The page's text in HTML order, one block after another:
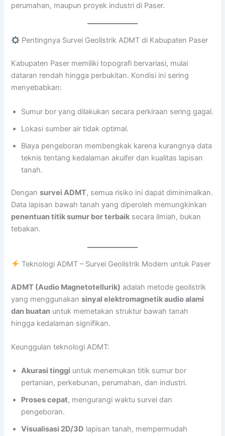
perumahan, maupun proyek industri di Paser.
Pentingnya Survei Geolistrik ADMT di Kabupaten Paser
Kabupaten Paser memiliki topografi bervariasi, mulai
dataran rendah hingga perbukitan. Kondisi ini sering
menyebabkan:
Sumur bor yang dilakukan secara perkiraan sering gagal.
Lokasi sumber air tidak optimal.
Biaya pengeboran membengkak karena kurangnya data
teknis tentang kedalaman akuifer dan kualitas lapisan
tanah.
Dengansurvei ADMT, semua risiko ini dapat diminimalkan.
Data lapisan bawah tanah yang diperoleh memungkinkan
penentuan titik sumur bor terbaik secara ilmiah, bukan
tebakan.
Teknologi ADMT – Survei Geolistrik Modern untuk Paser
ADMT (Audio Magnetotellurik) adalah metode geolistrik
yang menggunakansinyal elektromagnetik audio alami
dan buatan untuk memetakan struktur bawah tanah
hingga kedalaman signifikan.
Keunggulan teknologi ADMT:
Akurasi tinggi untuk menemukan titik sumur bor
pertanian, perkebunan, perumahan, dan industri.
Proses cepat, mengurangi waktu survei dan
pengeboran.
Visualisasi 2D/3D lapisan tanah, mempermudah